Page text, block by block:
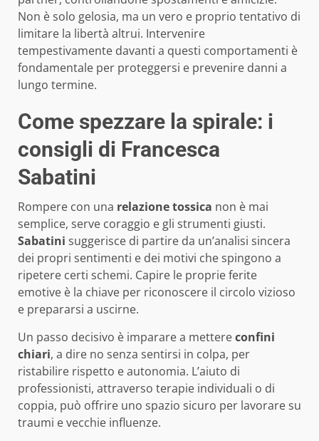
Non è solo gelosia, ma un vero e proprio tentativo di
limitare la libertà altrui. Intervenire
tempestivamente davanti a questi comportamenti è
fondamentale per proteggersi e prevenire danni a
lungo termine.
Come spezzare la spirale: i
consigli di Francesca
Sabatini
Rompere con una relazione tossica non è mai
semplice, serve coraggio e gli strumenti giusti.
Sabatini suggerisce di partire da un’analisi sincera
dei propri sentimenti e dei motivi che spingono a
ripetere certi schemi. Capire le proprie ferite
emotive è la chiave per riconoscere il circolo vizioso
e prepararsi a uscirne.
Un passo decisivo è imparare a mettereconfini
chiari, a dire no senza sentirsi in colpa, per
ristabilire rispetto e autonomia. L’aiuto di
professionisti, attraverso terapie individuali o di
coppia, può offrire uno spazio sicuro per lavorare su
traumi e vecchie influenze.